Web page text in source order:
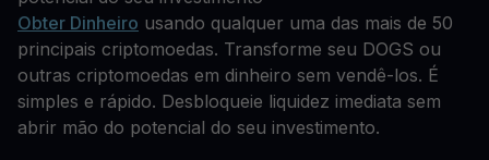
Obter Dinheiro usando qualquer uma das mais de 50
principais criptomoedas. Transforme seu DOGS ou
outras criptomoedas em dinheiro sem vendê-los. É
simples e rápido. Desbloqueie liquidez imediata sem
abrir mão do potencial do seu investimento.